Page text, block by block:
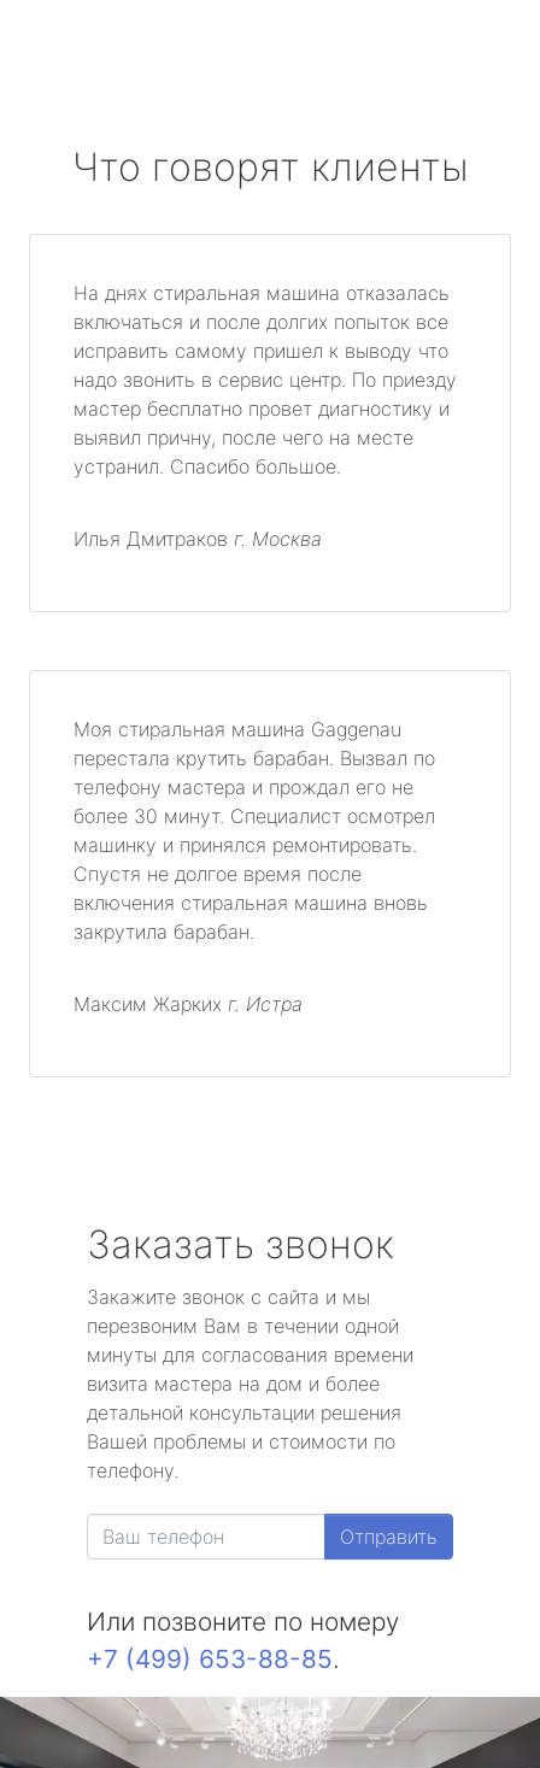
Что говорят клиенты
На днях стиральная машина отказалась
включаться и после долгих попыток все
исправить самому пришел к выводу что
надо звонить в сервис центр. По приезду
мастер бесплатно провет диагностику и
выявил причну, после чего на месте
устранил. Спасибо большое.
Илья Дмитраков г. Москва
Моя стиральная машина Gaggenau
перестала крутить барабан. Вызвал по
телефону мастера и прождал его не
более 30 минут. Специалист осмотрел
машинку и принялся ремонтировать.
Спустя не долгое время после
включения стиральная машина вновь
закрутила барабан.
Максим Жарких г. Истра
Заказать звонок
Закажите звонок с сайта и мы
перезвоним Вам в течении одной
минуты для согласования времени
визита мастера на дом и более
детальной консультации решения
Вашей проблемы и стоимости по
телефону.
Отправить
Или позвоните по номеру
+7 (499) 653-88-85.